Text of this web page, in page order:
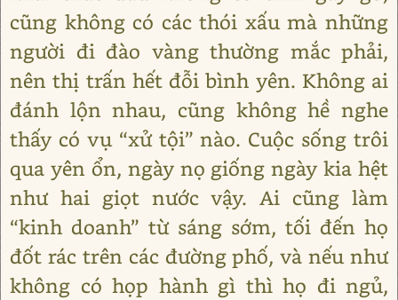
cũng không có các thói xấu mà những
người đi đào vàng thường mắc phải,
nên thị trấn hết đỗi bình yên. Không ai
đánh lộn nhau, cũng không hề nghe
thấy có vụ “xử tội” nào. Cuộc sống trôi
qua yên ổn, ngày nọ giống ngày kia hệt
như hai giọt nước vậy. Ai cũng làm
“kinh doanh” từ sáng sớm, tối đến họ
đốt rác trên các đường phố, và nếu như
không có họp hành gì thì họ đi ngủ,